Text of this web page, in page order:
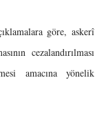
göre, askerî
cezalandırılması
amacına yönelik